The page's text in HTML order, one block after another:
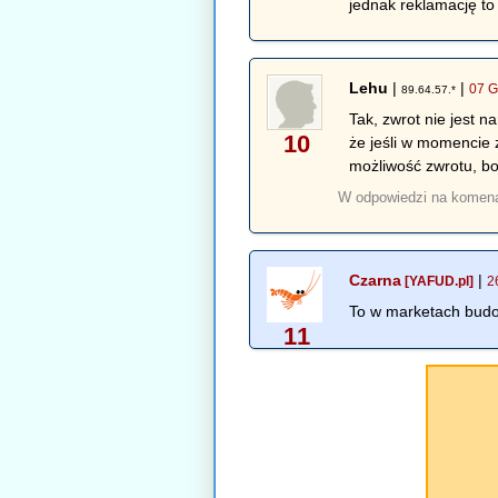
jednak reklamację
10
Lehu |89.64.57.* |07
Tak, zwrot nie jest
że jeśli w momencie
możliwość zwrotu,
W odpowiedzi na
11
Czarna [YAFUD.pl] |
To w marketach